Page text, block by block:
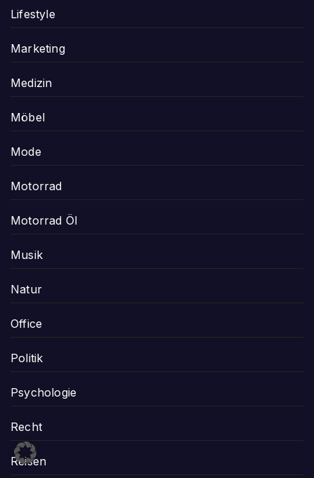
Lifestyle
Marketing
Medizin
Möbel
Mode
Motorrad
Motorrad Öl
Musik
Natur
Office
Politik
Psychologie
Recht
Reisen